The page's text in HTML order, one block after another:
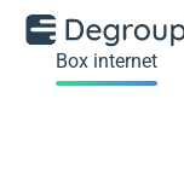
Box internet